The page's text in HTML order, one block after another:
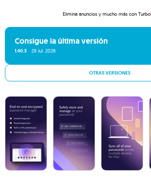
Elimina anuncios y mucho más con Turbo
Consigue la última versión
1.40.3 29 Jul. 2026
OTRAS VERSIONES